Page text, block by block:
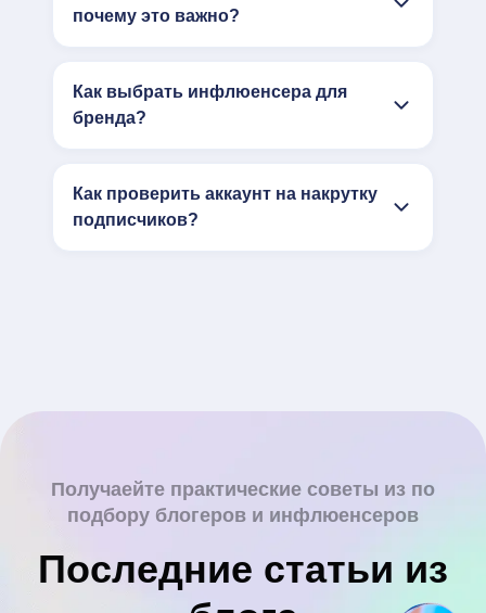
почему это важно?
Как выбрать инфлюенсера для
бренда?
Как проверить аккаунт на накрутку
подписчиков?
Получаейте практические советы из по
подбору блогеров и инфлюенсеров
Последние статьи из